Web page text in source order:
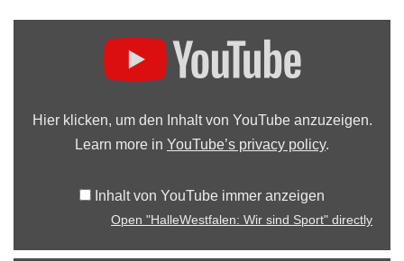
Hier klicken, um den Inhalt von YouTube anzuzeigen.
Learn more in YouTube’s privacy policy.
Inhalt von YouTube immer anzeigen
Open "HalleWestfalen: Wir sind Sport" directly